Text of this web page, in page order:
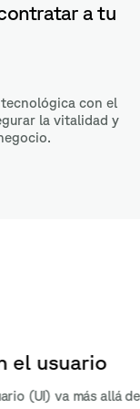
a tu
con el
la vitalidad y
más allá de lo